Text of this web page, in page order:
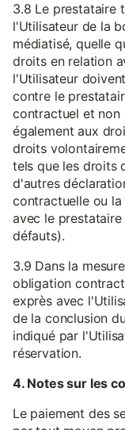
3.8 Le prestataire
l'Utilisateur de la
médiatisé, quelle
droits en relation
l'Utilisateur
contre le
contractuel et non
également aux
droits
tels que les droits
d'autres
contractuelle ou
avec le
défauts).
3.9 Dans la
obligation
exprès avec
de la conclusion
indiqué par
réservation.
4. Notes sur les
Le paiement des